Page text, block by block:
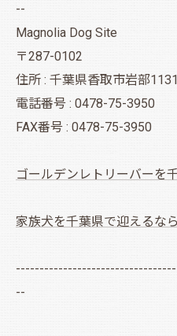
--
Magnolia Dog Site
〒287-0102
住所 : 千葉県香取市岩部
電話番号 : 0478-75-3950
FAX番号 : 0478-75-3950
ゴールデンレトリーバーを
家族犬を千葉県で迎えるなら
--